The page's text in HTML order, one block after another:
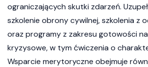
ograniczających skutki zdarzeń.
szkolenie obrony cywilnej, szkolenia z
oraz programy z zakresu gotowości
kryzysowe, w tym ćwiczenia o
Wsparcie merytoryczne obejmuje